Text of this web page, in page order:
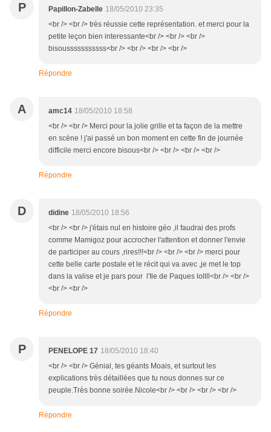
P Papillon-Zabelle 18/05/2010 23:35
<br /> <br /> très réussie cette représentation. et merci pour la
petite leçon bien interessante<br /> <br /> <br />
bisousssssssssss<br /> <br /> <br /> <br />
Répondre
A amc14 18/05/2010 18:58
<br /> <br /> Merci pour la jolie grille et ta façon de la mettre
en scène ! j'ai passé un bon moment en cette fin de journée
difficile merci encore bisous<br /> <br /> <br /> <br />
Répondre
D didine 18/05/2010 18:56
<br /> <br /> j'étais nul en histoire géo ,il faudrai des profs
comme Mamigoz pour accrocher l'attention et donner l'envie
de participer au cours ,rires!!!<br /> <br /> <br /> merci pour
cette belle carte postale et le récit qui va avec ,je met le top
dans la valise et je pars pour l'Ile de Paques lollll<br /> <br />
<br /> <br />
Répondre
P PENELOPE 17 18/05/2010 18:40
<br /> <br /> Génial, tes géants Moais, et surtout les
explications très détaillées que tu nous donnes sur ce
peuple.Très bonne soirée.Nicole<br /> <br /> <br /> <br />
Répondre